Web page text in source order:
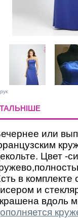
или
Цвет -
в
и
вдоль